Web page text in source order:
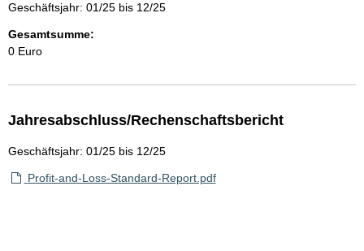
Geschäftsjahr: 01/25 bis 12/25
Gesamtsumme:
0 Euro
Jahresabschluss/Rechenschaftsbericht
Geschäftsjahr: 01/25 bis 12/25
Profit-and-Loss-Standard-Report.pdf